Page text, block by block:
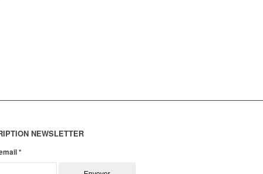
NEWSLETTER
*